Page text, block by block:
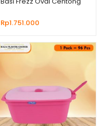
Rp1.751.000